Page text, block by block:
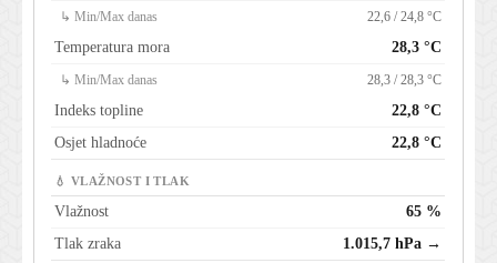
↳ Min/Max danas 22,6 / 24,8 °C
Temperatura mora 28,3 °C
↳ Min/Max danas 28,3 / 28,3 °C
Indeks topline
22,8 °C
Osjet hladnoće
22,8 °C
💧 VLAŽNOST I TLAK
Vlažnost
65 %
Tlak zraka
1.015,7 hPa →